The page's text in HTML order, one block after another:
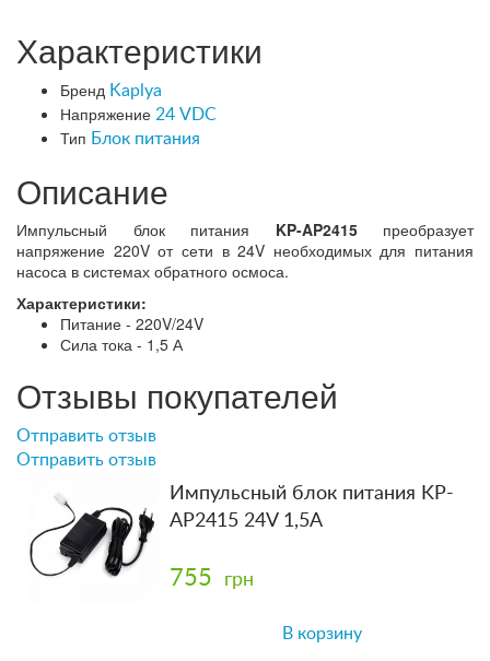
Характеристики
Бренд Kaplya
Напряжение 24 VDC
Тип Блок питания
Описание
Импульсный блок питания KP-AP2415преобразует
напряжение 220V от сети в 24V необходимых для питания
насоса в системах обратного осмоса.
Характеристики:
Питание - 220V/24V
Сила тока - 1,5 А
Отзывы покупателей
Отправить отзыв
Отправить отзыв
Импульсный блок питания KP-
AP2415 24V 1,5A
755 грн
В корзину